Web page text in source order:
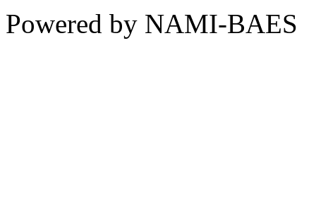
Powered by NAMI-BAES